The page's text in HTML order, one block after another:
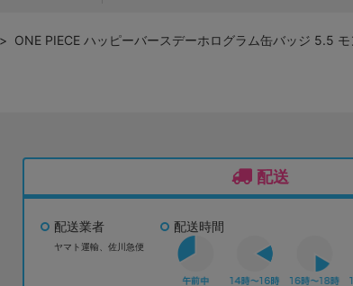
> ONE PIECE ハッピーバースデーホログラム缶バッジ 5.5 モ
配送
配送業者
ヤマト運輸、佐川急便
配送時間